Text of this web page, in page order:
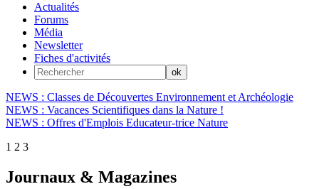
Actualités
Forums
Média
Newsletter
Fiches d'activités
NEWS : Classes de Découvertes Environnement et Archéologie
NEWS : Vacances Scientifiques dans la Nature !
NEWS : Offres d'Emplois Educateur-trice Nature
1 2 3
Journaux & Magazines